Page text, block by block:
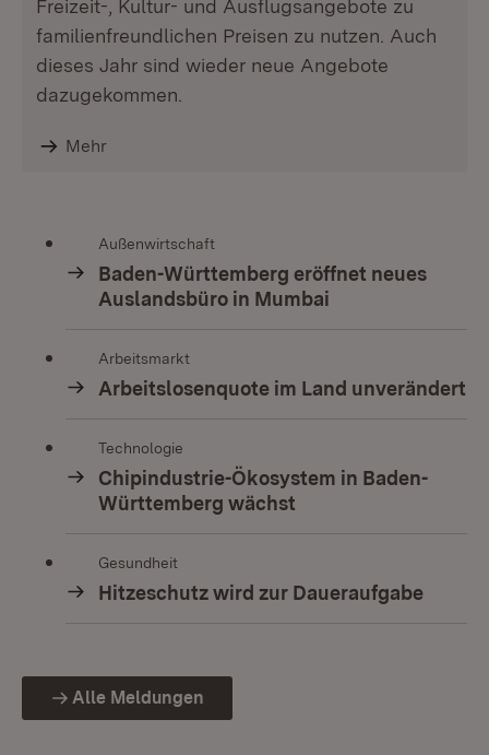
Freizeit-, Kultur- und Ausflugsangebote zu
familienfreundlichen Preisen zu nutzen. Auch
dieses Jahr sind wieder neue Angebote
dazugekommen.
Mehr
Außenwirtschaft
Baden-Württemberg eröffnet neues
Auslandsbüro in Mumbai
Arbeitsmarkt
Arbeitslosenquote im Land unverändert
Technologie
Chipindustrie-Ökosystem in Baden-
Württemberg wächst
Gesundheit
Hitzeschutz wird zur Daueraufgabe
Alle Meldungen